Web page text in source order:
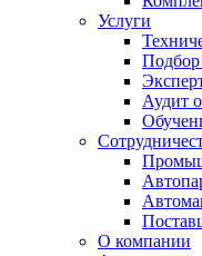
Услуги
Подбор
Аудит
О компании